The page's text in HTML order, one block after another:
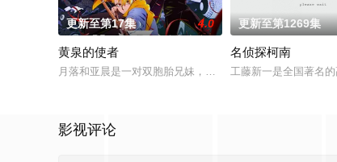
更新至第17集 4.0
黄泉的使者
月落和亚晨是一对双胞胎兄妹，他们在一个与世隔绝的深山
更新至第1269集
名侦探柯南
工藤新一是全国著名
影视评论